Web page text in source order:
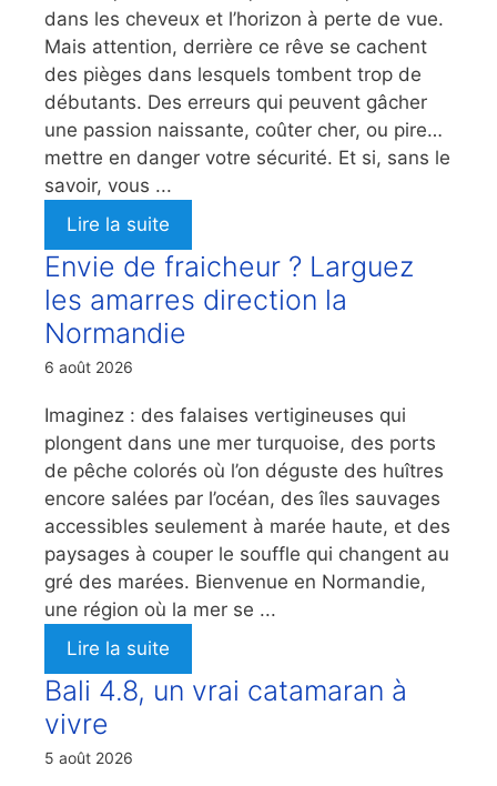
dans les cheveux et l’horizon à perte de vue.
Mais attention, derrière ce rêve se cachent
des pièges dans lesquels tombent trop de
débutants. Des erreurs qui peuvent gâcher
une passion naissante, coûter cher, ou pire…
mettre en danger votre sécurité. Et si, sans le
savoir, vous ...
Lire la suite
Envie de fraicheur ? Larguez
les amarres direction la
Normandie
6 août 2026
Imaginez : des falaises vertigineuses qui
plongent dans une mer turquoise, des ports
de pêche colorés où l’on déguste des huîtres
encore salées par l’océan, des îles sauvages
accessibles seulement à marée haute, et des
paysages à couper le souffle qui changent au
gré des marées. Bienvenue en Normandie,
une région où la mer se ...
Lire la suite
Bali 4.8, un vrai catamaran à
vivre
5 août 2026